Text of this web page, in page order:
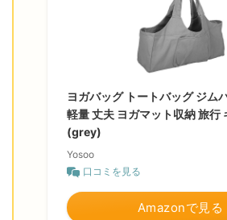
ヨガバッグ トートバッグ ジム
軽量 丈夫 ヨガマット収納 旅行
(grey)
Yosoo
口コミを見る
Amazonで見る